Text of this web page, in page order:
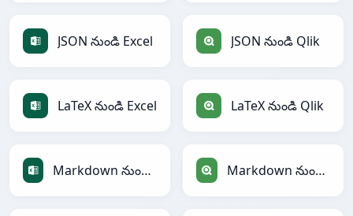
JSON నుండి Excel JSON నుండి Qlik
LaTeX నుండి Excel LaTeX నుండి Qlik
Markdown నుండి Excel Markdown నుండి Qlik